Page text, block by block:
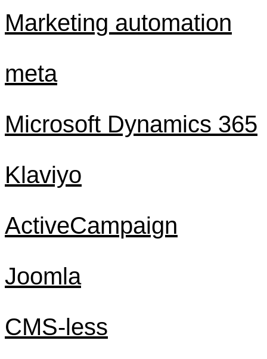
Marketing automation
meta
Microsoft Dynamics 365
Klaviyo
ActiveCampaign
Joomla
CMS-less